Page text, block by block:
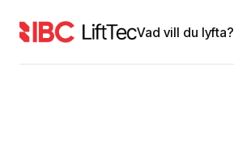
Vad vill du lyfta?